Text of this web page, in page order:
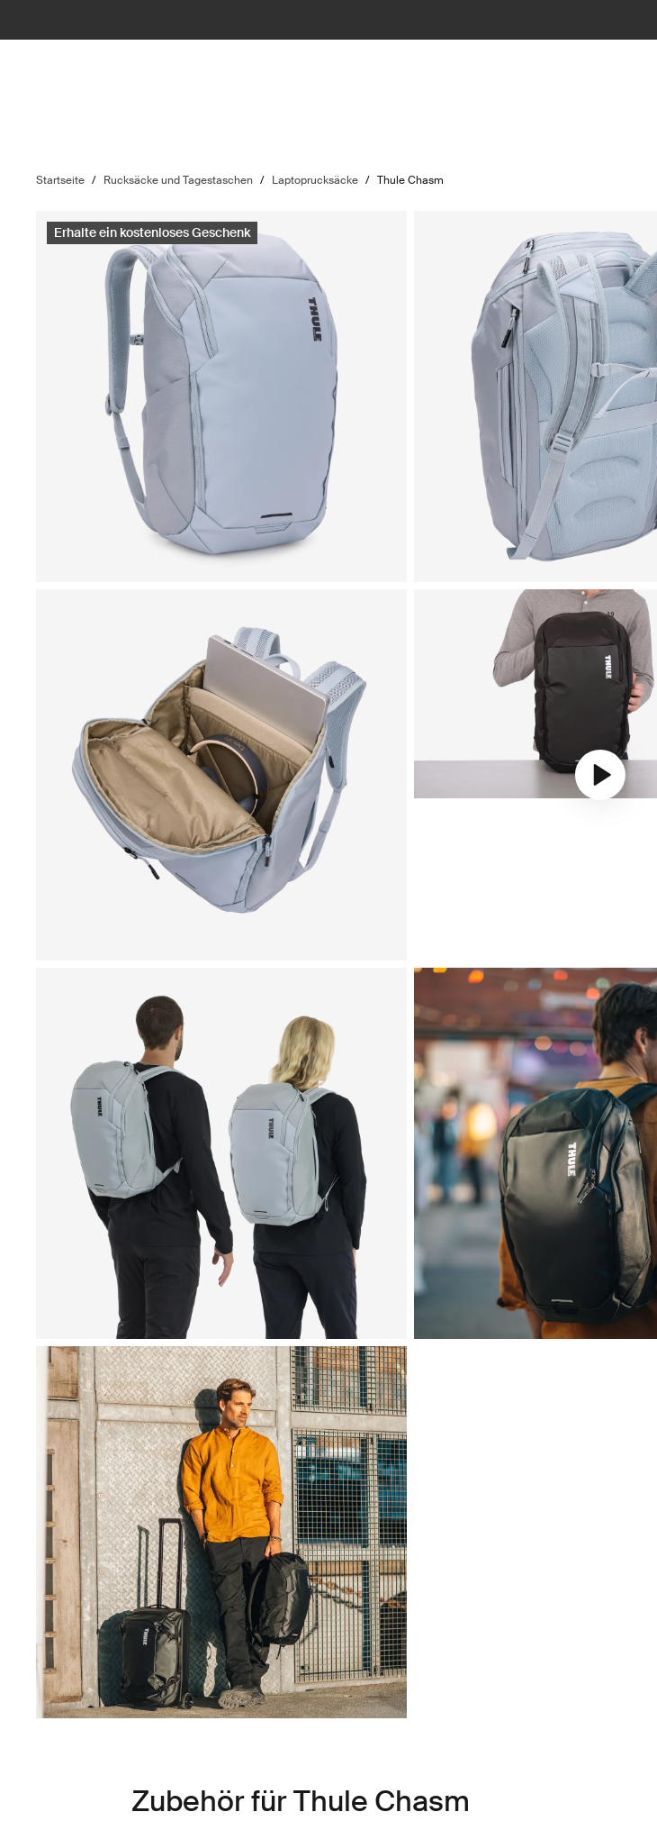
Startseite / Rucksäcke und Tagestaschen / Laptoprucksäcke / Thule Chasm
Erhalte ein kostenloses Geschenk
Play video
Zubehör für Thule Chasm